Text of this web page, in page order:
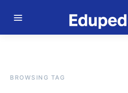
BROWSING TAG